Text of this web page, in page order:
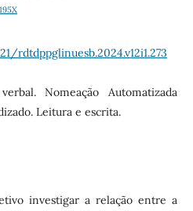
rdtdppglinuesb.2024.v12i1.273
Nomeação Automatizada
Leitura e escrita.
investigar a relação entre a